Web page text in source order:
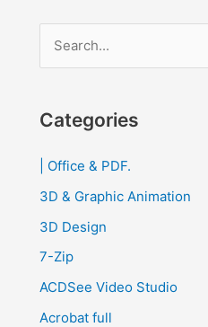
r
h
f
o
r
Categories
| Office & PDF.
3D & Graphic Animation
3D Design
7-Zip
ACDSee Video Studio
Acrobat full